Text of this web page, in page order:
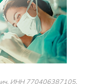
ИНН 770406387105,